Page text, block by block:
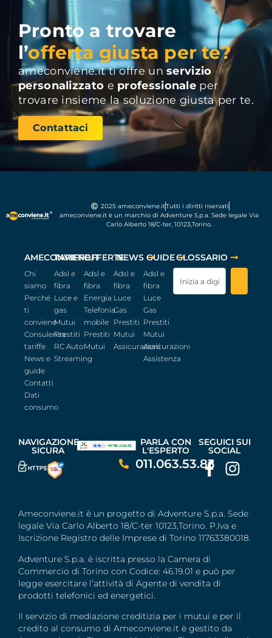
Pronto a trovare
l’offerta giusta per te?
ameconviene.it ti offre unservizio
personalizzato e professionale per
trovare insieme la soluzione giusta per te.
Contattaci
2025 ameconviene.itTutti i diritti riservati
ameconviene.it è un marchio di Adventure S.p.a. Sede legale Via
Carlo Alberto 18/C-ter, 10123,Torino.
AMECONVIENE.IT
Chi
siamo
Perché
ti
conviene
Consulenza
tariffe
News e
guide
Contatti
Dati
consumo
TARIFFE
Adsl e
fibra
Luce e
gas
Mutui
Prestiti
RC Auto
Streaming
OFFERTE
Adsl e
fibra
Energia
Telefonia
mobile
Prestiti
Mutui
NEWS
Adsl e
fibra
Luce
Gas
Prestiti
Mutui
Assicurazioni
GUIDE
Adsl e
fibra
Luce
Gas
Prestiti
Mutui
Assicurazioni
Assistenza
GLOSSARIO
NAVIGAZIONE
SICURA
PARLA CON
L'ESPERTO
011.063.53.83
SEGUICI SUI
SOCIAL
Ameconviene.it è un progetto di Adventure S.p.a. Sede
legale Via Carlo Alberto 18/C-ter 10123,Torino. P.Iva e
Iscrizione Registro delle Imprese di Torino 11763380018.
Adventure S.p.a. è iscritta presso la Camera di
Commercio di Torino con Codice: 46.19.01 e può per
legge esercitare l’attività di Agente di vendita di
prodotti telefonici ed energetici.
Il servizio di mediazione creditizia per i mutui e per il
credito al consumo di Ameconviene.it è gestito da